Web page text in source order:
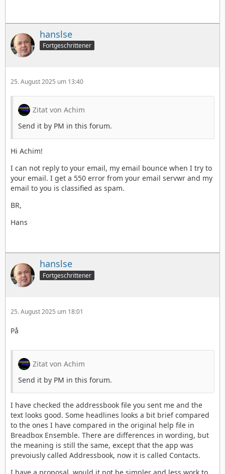
hanslse
Fortgeschrittener
25. August 2025 um 13:40
Zitat von Achim
Send it by PM in this forum.
Hi Achim!
I can not reply to your email, my email bounce when I try to
your email. I get a 550 error from your email servwr and my
email to you is classified as spam.
BR,
Hans
hanslse
Fortgeschrittener
25. August 2025 um 18:01
På
Zitat von Achim
Send it by PM in this forum.
I have checked the addressbook file you sent me and the
text looks good. Some headlines looks a bit brief compared
to the ones I have compared in the original help file in
Breadbox Ensemble. There are differences in wording, but
the meaning is still the same, except that the app was
prevoiusly called Addressbook, now it is called Contacts.